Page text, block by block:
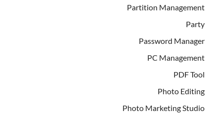
Partition Management
Party
Password Manager
PC Management
PDF Tool
Photo Editing
Photo Marketing Studio